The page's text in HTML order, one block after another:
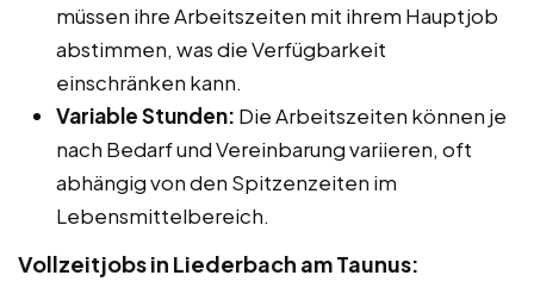
müssen ihre Arbeitszeiten mit ihrem Hauptjob
abstimmen, was die Verfügbarkeit
einschränken kann.
Variable Stunden: Die Arbeitszeiten können je
nach Bedarf und Vereinbarung variieren, oft
abhängig von den Spitzenzeiten im
Lebensmittelbereich.
Vollzeitjobs in Liederbach am Taunus: